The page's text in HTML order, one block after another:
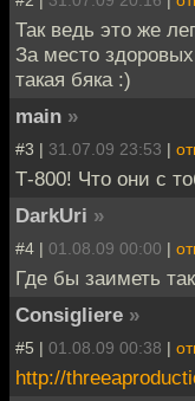
Так ведь это же
За место
такая бяка :)
main »
#3 | 31.07.09 23:53 |
Т-800! Что они с
DarkUri »
#4 | 01.08.09 00:00 |
Где бы заиметь
Consigliere »
#5 | 01.08.09 00:38 |
http://